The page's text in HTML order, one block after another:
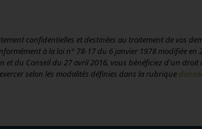
confidentielles et destinées au traitement de vos
à la loi n° 78-17 du 6 janvier 1978 modifiée en
et du Conseil du 27 avril 2016, vous bénéficiez d'un
selon les modalités définies dans la rubrique